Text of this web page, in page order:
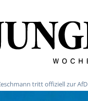
tritt offiziell zur